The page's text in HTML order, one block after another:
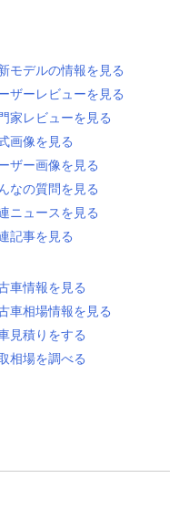
モデルの情報を見る
ザーレビューを見る
家レビューを見る
画像を見る
ザー画像を見る
なの質問を見る
ニュースを見る
記事を見る
車情報を見る
車相場情報を見る
見積りをする
相場を調べる